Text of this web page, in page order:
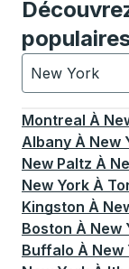
New York
Actuellement
Montreal À
Albany À New
New Paltz À
New York À
Kingston À
Boston À New
Buffalo À New